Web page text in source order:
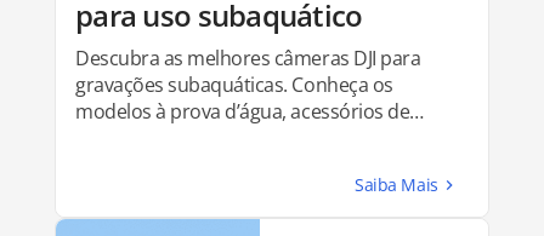
para uso subaquático
Descubra as melhores câmeras DJI para
gravações subaquáticas. Conheça os
modelos à prova d’água, acessórios de